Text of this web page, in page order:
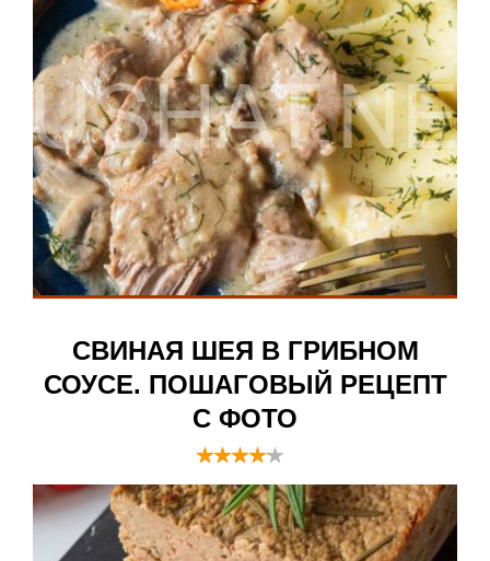
СВИНАЯ ШЕЯ В ГРИБНОМ
СОУСЕ. ПОШАГОВЫЙ РЕЦЕПТ
С ФОТО